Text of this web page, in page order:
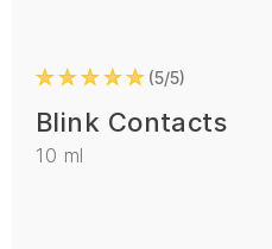
5/5
Blink Contacts
10 ml